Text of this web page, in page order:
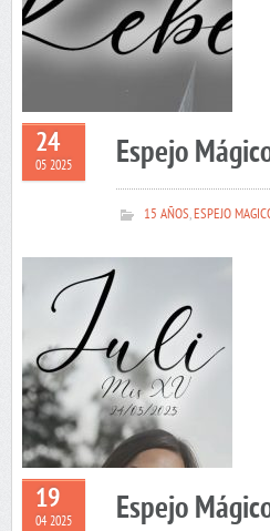
24
05 2025 Espejo
15 AÑOS,ESPEJO
19
04 2025 Espejo